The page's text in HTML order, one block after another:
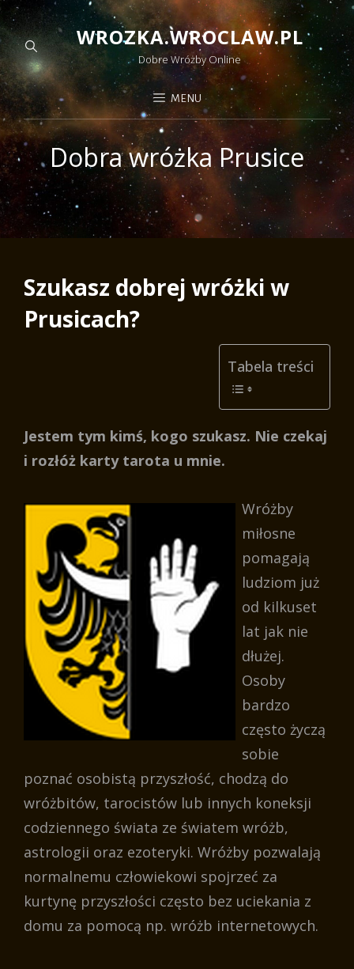
WROZKA.WROCLAW.PL
Dobre Wróżby Online
MENU
Dobra wróżka Prusice
Szukasz dobrej wróżki w
Prusicach?
Tabela treści
Jestem tym kimś, kogo szukasz. Nie czekaj
i rozłóż karty tarota u mnie.
Wróżby
miłosne
pomagają
ludziom już
od kilkuset
lat jak nie
dłużej.
Osoby
bardzo
często życzą
sobie
poznać osobistą przyszłość, chodzą do
wróżbitów, tarocistów lub innych koneksji
codziennego świata ze światem wróżb,
astrologii oraz ezoteryki. Wróżby pozwalają
normalnemu człowiekowi spojrzeć za
kurtynę przyszłości często bez uciekania z
domu za pomocą np. wróżb internetowych.